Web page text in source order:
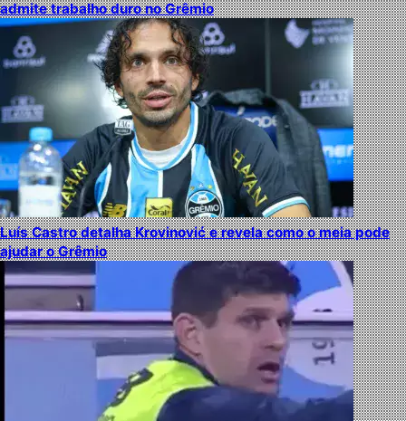
admite trabalho duro no Grêmio
Luís Castro detalha Krovinović e revela como o meia pode
ajudar o Grêmio